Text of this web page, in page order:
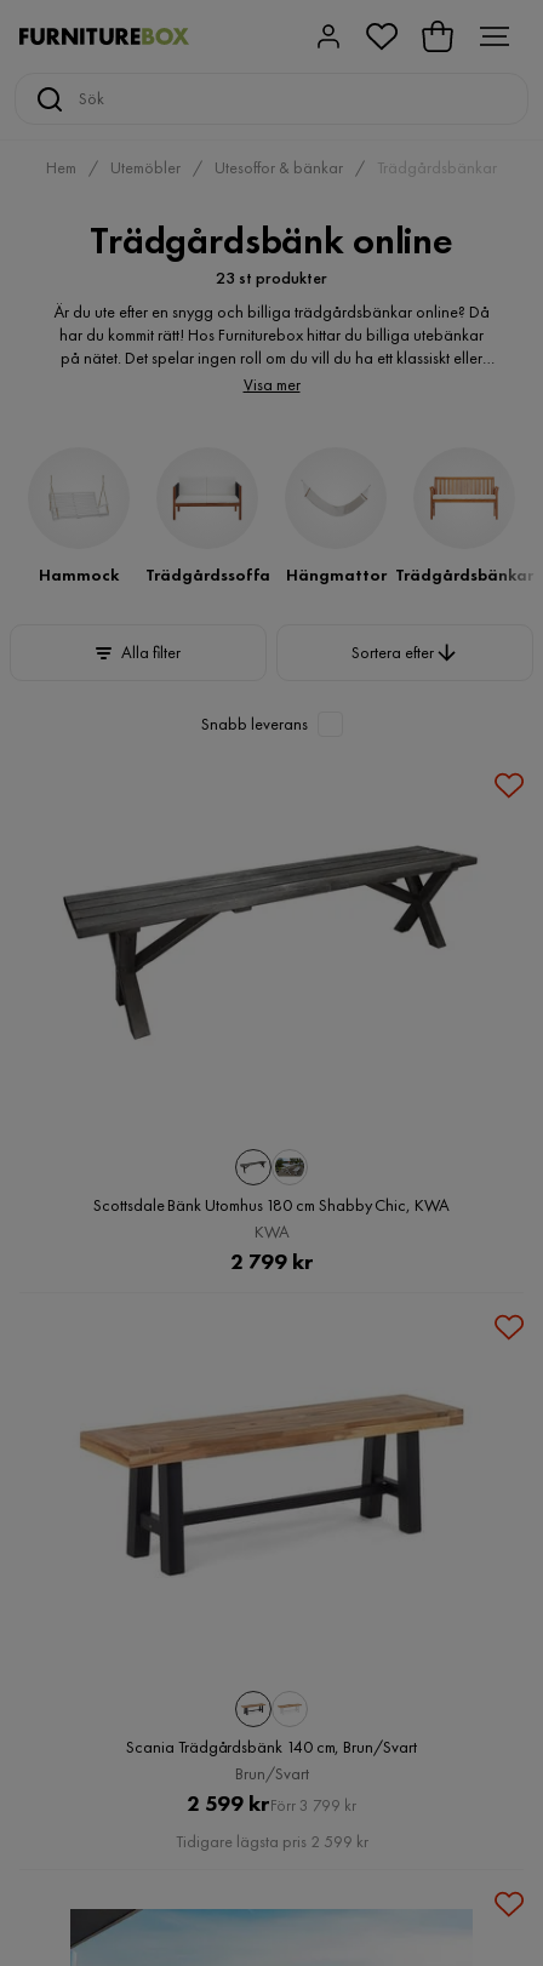
Hem Utemöbler Utesoffor & bänkar Trädgårdsbänkar
Trädgårdsbänk online
23 st produkter
Är du ute efter en snygg och billiga trädgårdsbänkar online? Då
har du kommit rätt! Hos Furniturebox hittar du billiga utebänkar
på nätet. Det spelar ingen roll om du vill du ha ett klassiskt eller
modernt uttryck, här hittar du många varianter trädgårdsbänkar
sittplatser? Hos oss hittar du den billiga trädgårdsbänk som du
söker. Vi har flera trädgårdsbänkar online i många olika varianter
för en trivsammare altan eller uteplats.
Visa mer
Hammock Trädgårdssoffa Hängmattor Trädgårdsbänkar
Alla filter Sortera efter
Snabb leverans
Scottsdale Bänk Utomhus 180 cm Shabby Chic, KWA
KWA
Pris
2 799 kr
Scania Trädgårdsbänk 140 cm, Brun/Svart
Brun/Svart
Pris
2 599 krOriginal
Pris
Förr 3 799 kr
Tidigare lägsta pris 2 599 kr